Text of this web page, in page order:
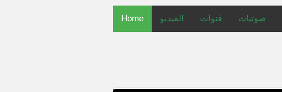
Home الفيديو قنوات صوتيات